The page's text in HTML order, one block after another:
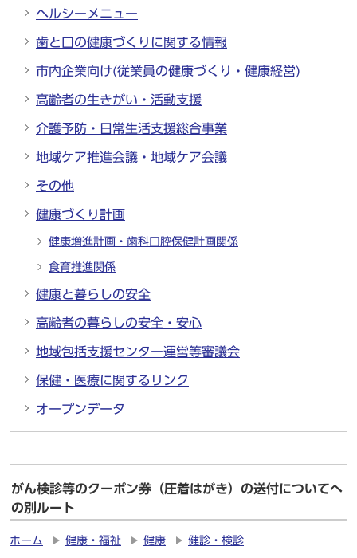
ヘルシーメニュー
歯と口の健康づくりに関する情報
市内企業向け(従業員の健康づくり・健康経営)
高齢者の生きがい・活動支援
介護予防・日常生活支援総合事業
地域ケア推進会議・地域ケア会議
その他
健康づくり計画
健康増進計画・歯科口腔保健計画関係
食育推進関係
健康と暮らしの安全
高齢者の暮らしの安全・安心
地域包括支援センター運営等審議会
保健・医療に関するリンク
オープンデータ
がん検診等のクーポン券（圧着はがき）の送付についてへ
の別ルート
ホーム 健康・福祉 健康 健診・検診